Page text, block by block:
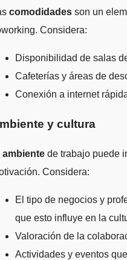
comodidades son un
Considera:
Disponibilidad de salas
Cafeterías y áreas de
Conexión a internet
y cultura
ambiente de trabajo puede
Considera:
El tipo de negocios y
que esto influye en la
Valoración de la
Actividades y eventos